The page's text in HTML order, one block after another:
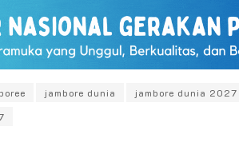
jambore dunia
jambore dunia